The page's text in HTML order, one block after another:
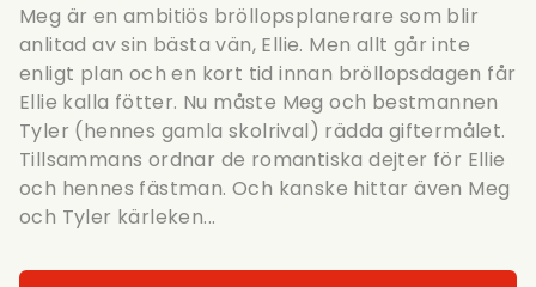
Meg är en ambitiös bröllopsplanerare som blir
anlitad av sin bästa vän, Ellie. Men allt går inte
enligt plan och en kort tid innan bröllopsdagen får
Ellie kalla fötter. Nu måste Meg och bestmannen
Tyler (hennes gamla skolrival) rädda giftermålet.
Tillsammans ordnar de romantiska dejter för Ellie
och hennes fästman. Och kanske hittar även Meg
och Tyler kärleken...